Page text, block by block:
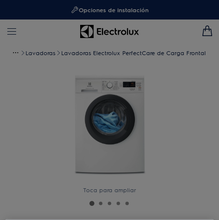
Opciones de instalación
Lavadoras Lavadoras Electrolux PerfectCare de Carga Frontal
Toca para ampliar